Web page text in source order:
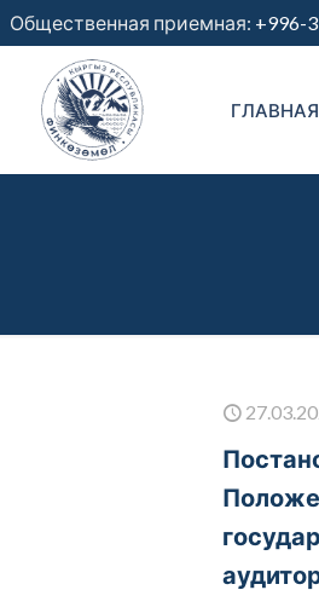
Общественная приемная: +996-
ГЛАВНАЯ